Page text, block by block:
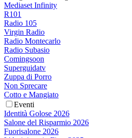
Mediaset Infinity
R101
Radio 105
Virgin Radio
Radio Montecarlo
Radio Subasio
Comingsoon
Superguidatv
Zuppa di Porro
Non Sprecare
Cotto e Mangiato
Eventi
Identità Golose 2026
Salone del Risparmio 2026
Fuorisalone 2026